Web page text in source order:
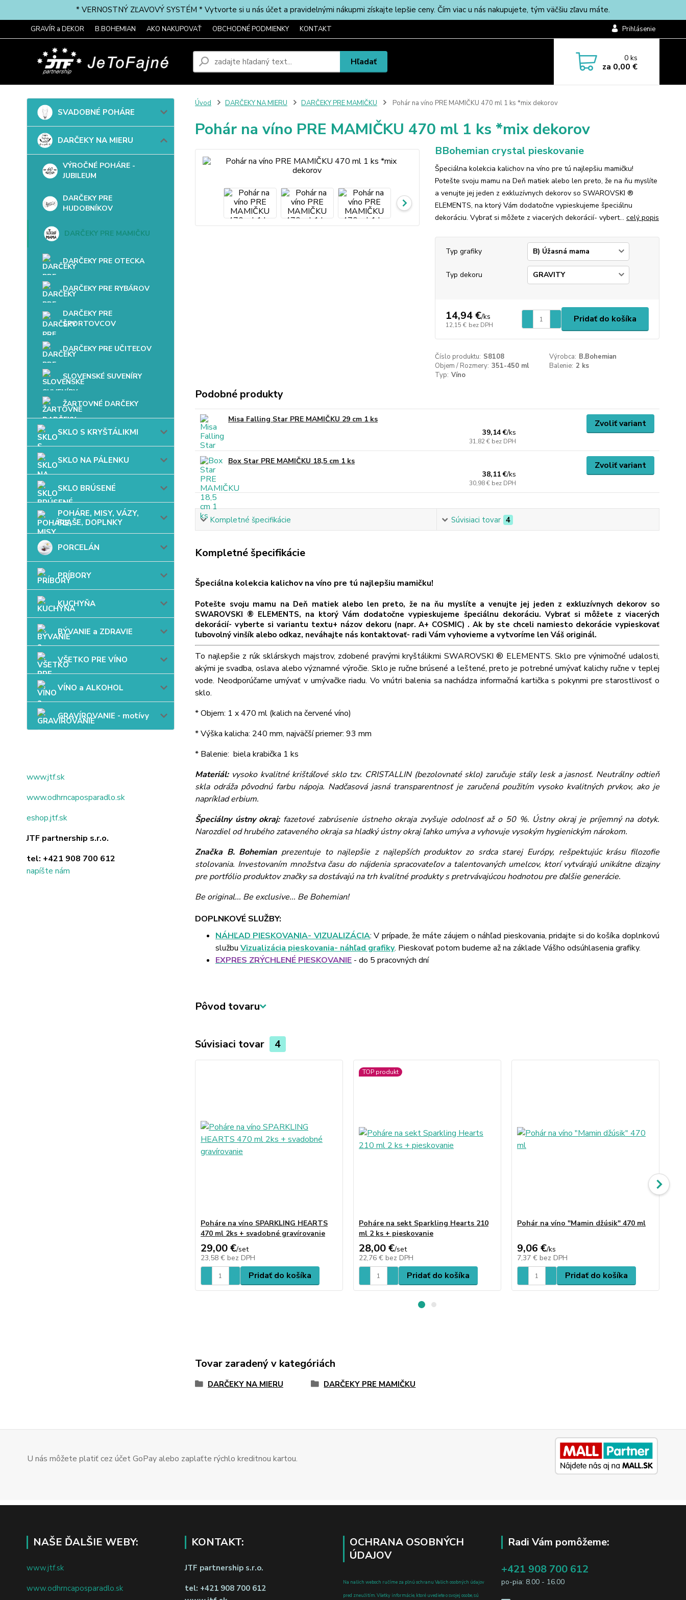
* VERNOSTNÝ ZĽAVOVÝ SYSTÉM * Vytvorte si u nás účet a pravidelnými nákupmi získajte lepšie ceny. Čím viac u nás nakupujete, tým väčšiu zľavu máte.
GRAVÍR a DEKOR B.BOHEMIAN AKO NAKUPOVAŤ OBCHODNÉ PODMIENKY KONTAKT Prihlásenie
Hľadať 0ks
za 0,00 €
SVADOBNÉ POHÁRE
DARČEKY NA MIERU
VÝROČNÉ POHÁRE -
JUBILEUM
DARČEKY PRE
HUDOBNÍKOV
DARČEKY PRE MAMIČKU
DARČEKY PRE OTECKA
DARČEKY PRE RYBÁROV
DARČEKY PRE
ŠPORTOVCOV
DARČEKY PRE UČITEĽOV
SLOVENSKÉ SUVENÍRY
ŽARTOVNÉ DARČEKY
SKLO S KRYŠTÁLIKMI
SKLO NA PÁLENKU
SKLO BRÚSENÉ
POHÁRE, MISY, VÁZY,
FĽAŠE, DOPLNKY
PORCELÁN
PRÍBORY
KUCHYŇA
BÝVANIE a ZDRAVIE
VŠETKO PRE VÍNO
VÍNO a ALKOHOL
GRAVÍROVANIE - motívy
www.jtf.sk
www.odhrncaposparadlo.sk
eshop.jtf.sk
JTF partnership s.r.o.
tel: +421 908 700 612
napíšte nám
Úvod DARČEKY NA MIERU DARČEKY PRE MAMIČKU Pohár na víno PRE MAMIČKU 470 ml 1 ks *mix dekorov
Pohár na víno PRE MAMIČKU 470 ml 1 ks *mix dekorov
BBohemian crystal pieskovanie
Špeciálna kolekcia kalichov na víno pre tú najlepšiu mamičku!
Potešte svoju mamu na Deň matiek alebo len preto, že na ňu myslíte
a venujte jej jeden z exkluzívnych dekorov so SWAROVSKI ®
ELEMENTS, na ktorý Vám dodatočne vypieskujeme špeciálnu
dekoráciu. Vybrať si môžete z viacerých dekorácií- vybert... celý popis
Typ grafiky
Typ dekoru
14,94 €/ks
12,15 € bez DPH
Pridať do košíka
Číslo produktu: S8108 Výrobca: B.Bohemian
Objem / Rozmery: 351-450 ml Balenie: 2 ks
Typ: Víno
Podobné produkty
Misa Falling Star PRE MAMIČKU 29 cm 1 ks
39,14 €/ks
31,82 € bez DPH
Zvoliť variant
Box Star PRE MAMIČKU 18,5 cm 1 ks
38,11 €/ks
30,98 € bez DPH
Zvoliť variant
Kompletné špecifikácie Súvisiaci tovar 4
Kompletné špecifikácie
Špeciálna kolekcia kalichov na víno pre tú najlepšiu mamičku!
Potešte svoju mamu na Deň matiek alebo len preto, že na ňu myslíte a venujte jej jeden z exkluzívnych dekorov so
SWAROVSKI ® ELEMENTS, na ktorý Vám dodatočne vypieskujeme špeciálnu dekoráciu. Vybrať si môžete z viacerých
dekorácií- vyberte si variantu textu+ názov dekoru (napr. A+ COSMIC) . Ak by ste chceli namiesto dekorácie vypieskovať
ľubovolný vinšík alebo odkaz, neváhajte nás kontaktovať- radi Vám vyhovieme a vytvoríme len Váš originál.
To najlepšie z rúk sklárskych majstrov, zdobené pravými kryštálikmi SWAROVSKI ® ELEMENTS. Sklo pre výnimočné udalosti,
akými je svadba, oslava alebo významné výročie. Sklo je ručne brúsené a leštené, preto je potrebné umývať kalichy ručne v teplej
vode. Neodporúčame umývať v umývačke riadu. Vo vnútri balenia sa nachádza informačná kartička s pokynmi pre starostlivosť o
sklo.
* Objem: 1 x 470 ml (kalich na červené víno)
* Výška kalicha: 240 mm, najväčší priemer: 93 mm
* Balenie: biela krabička 1 ks
Materiál: vysoko kvalitné krištáľové sklo tzv. CRISTALLIN (bezolovnaté sklo) zaručuje stály lesk a jasnosť. Neutrálny odtieň
skla odráža pôvodnú farbu nápoja. Nadčasová jasná transparentnosť je zaručená použitím vysoko kvalitných prvkov, ako je
napríklad erbium.
Špeciálny ústny okraj: fazetové zabrúsenie ústneho okraja zvyšuje odolnosť až o 50 %. Ústny okraj je príjemný na dotyk.
Narozdiel od hrubého zataveného okraja sa hladký ústny okraj ľahko umýva a vyhovuje vysokým hygienickým nárokom.
Značka B. Bohemianprezentuje to najlepšie z najlepších produktov zo srdca starej Európy, rešpektujúc krásu filozofie
stolovania. Investovaním množstva času do nájdenia spracovateľov a talentovaných umelcov, ktorí vytvárajú unikátne dizajny
pre portfólio produktov značky sa dostávajú na trh kvalitné produkty s pretrvávajúcou hodnotou pre ďalšie generácie.
Be original... Be exclusive... Be Bohemian!
DOPLNKOVÉ SLUŽBY:
NÁHĽAD PIESKOVANIA- VIZUALIZÁCIA: V prípade, že máte záujem o náhľad pieskovania, pridajte si do košíka doplnkovú
službu Vizualizácia pieskovania- náhľad grafiky. Pieskovať potom budeme až na základe Vášho odsúhlasenia grafiky.
EXPRES ZRÝCHLENÉ PIESKOVANIE- do 5 pracovných dní
Pôvod tovaru
Súvisiaci tovar 4
Poháre na víno SPARKLING HEARTS
470 ml 2ks + svadobné gravírovanie
29,00 €/set
23,58 € bez DPH
Pridať do košíka
TOP produkt
Poháre na sekt Sparkling Hearts 210
ml 2 ks + pieskovanie
28,00 €/set
22,76 € bez DPH
Pridať do košíka
Pohár na víno "Mamin džúsik" 470 ml
9,06 €/ks
7,37 € bez DPH
Pridať do košíka
Tovar zaradený v kategóriách
DARČEKY NA MIERU DARČEKY PRE MAMIČKU
U nás môžete platiť cez účet GoPay alebo zaplaťte rýchlo kreditnou kartou.
NAŠE ĎALŠIE WEBY:
www.jtf.sk
www.odhrncaposparadlo.sk
KONTAKT:
JTF partnership s.r.o.
tel: +421 908 700 612
OCHRANA OSOBNÝCH
ÚDAJOV
Na našich weboch ručíme za plnú ochranu Vašich osobných údajov
pred zneužitím. Všetky informácie, ktoré uvediete o svojej osobe, sú
Radi Vám pomôžeme:
+421 908 700 612
po-pia: 8.00 - 16.00